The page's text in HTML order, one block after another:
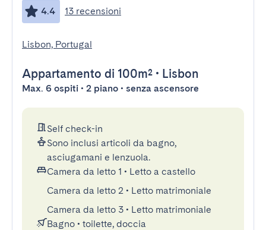
4.4 13 recensioni
Lisbon, Portugal
Appartamento di 100m² • Lisbon
Max. 6 ospiti • 2 piano • senza ascensore
Self check-in
Sono inclusi articoli da bagno,
asciugamani e lenzuola.
Camera da letto 1 • Letto a castello
Camera da letto 2 • Letto matrimoniale
Camera da letto 3 • Letto matrimoniale
Bagno • toilette, doccia